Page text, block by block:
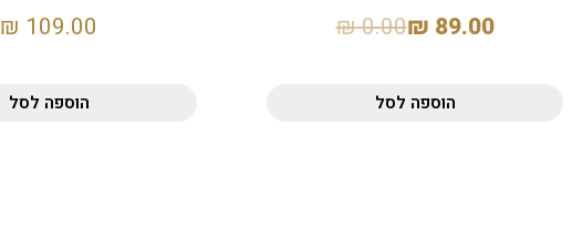
89.00
₪
0.00
₪
הוספה לסל
109.00
₪
הוספה לסל